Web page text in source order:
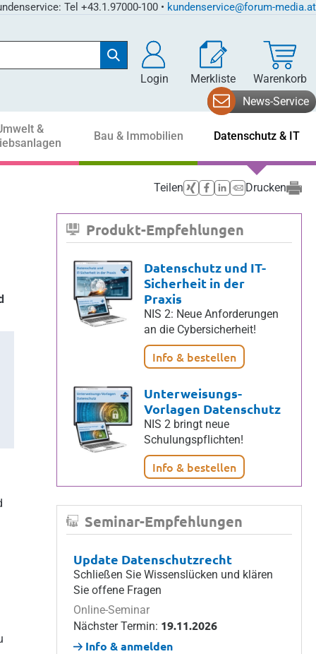
Tel +43.1.97000-100 • kundenservice@forum-media.at
Login Merkliste Warenkorb
News-Service
&
Bau & Immobilien Datenschutz & IT
Teilen Drucken
Produkt-Empfehlungen
Datenschutz und IT-
Sicherheit in der
Praxis
NIS 2: Neue Anforderungen
an die Cybersicherheit!
Info & bestellen
Unterweisungs-
Vorlagen Datenschutz
NIS 2 bringt neue
Schulungspflichten!
Info & bestellen
Seminar-Empfehlungen
Update Datenschutzrecht
Schließen Sie Wissenslücken und klären
Sie offene Fragen
Online-Seminar
Nächster Termin: 19.11.2026
Info & anmelden